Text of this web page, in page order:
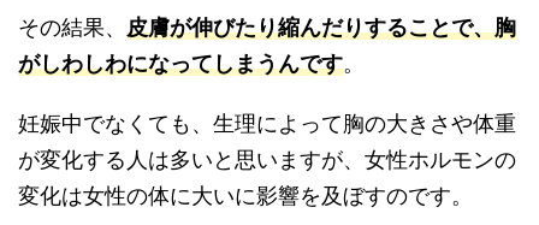
その結果、 皮膚が伸びたり縮んだりすることで、胸
がしわしわになってしまうんです。
妊娠中でなくても、生理によって胸の大きさや体重
が変化する人は多いと思いますが、女性ホルモンの
変化は女性の体に大いに影響を及ぼすのです。